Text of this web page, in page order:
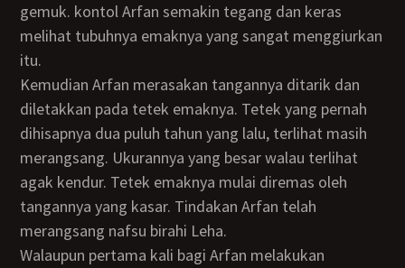
gemuk. kontol Arfan semakin tegang dan keras
melihat tubuhnya emaknya yang sangat menggiurkan
itu.
Kemudian Arfan merasakan tangannya ditarik dan
diletakkan pada tetek emaknya. Tetek yang pernah
dihisapnya dua puluh tahun yang lalu, terlihat masih
merangsang. Ukurannya yang besar walau terlihat
agak kendur. Tetek emaknya mulai diremas oleh
tangannya yang kasar. Tindakan Arfan telah
merangsang nafsu birahi Leha.
Walaupun pertama kali bagi Arfan melakukan